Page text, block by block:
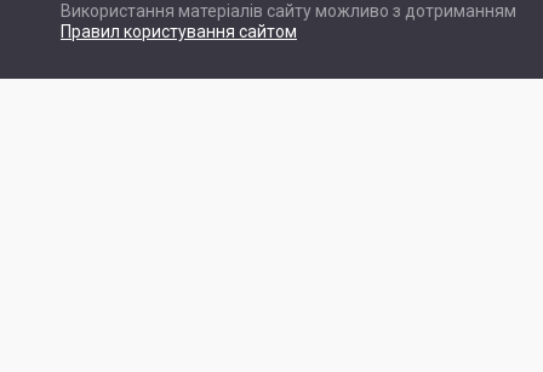
Використання матеріалів сайту можливо з дотриманням
Правил користування сайтом